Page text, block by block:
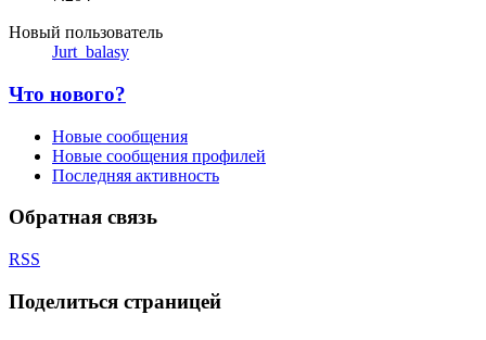
Новый пользователь
Jurt_balasy
Что нового?
Новые сообщения
Новые сообщения профилей
Последняя активность
Обратная связь
RSS
Поделиться страницей